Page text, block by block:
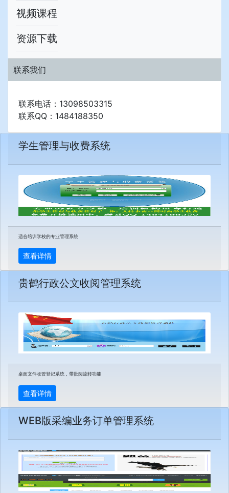
视频课程
资源下载
联系我们
联系电话：13098503315
联系QQ：1484188350
学生管理与收费系统
适合培训学校的专业管理系统
查看详情
贵鹤行政公文收阅管理系统
桌面文件收管登记系统，带批阅流转功能
查看详情
WEB版采编业务订单管理系统